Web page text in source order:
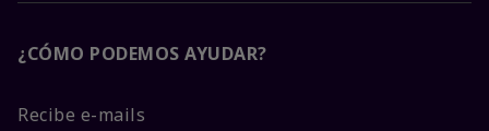
¿CÓMO PODEMOS AYUDAR?
Recibe e-mails